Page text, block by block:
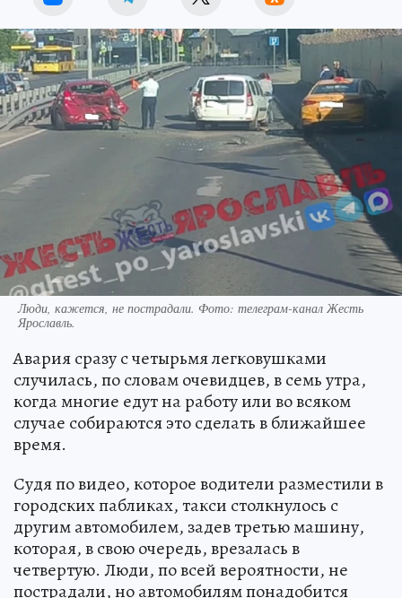
Люди, кажется, не пострадали. Фото: телеграм-канал Жесть
Ярославль.
Авария сразу с четырьмя легковушками
случилась, по словам очевидцев, в семь утра,
когда многие едут на работу или во всяком
случае собираются это сделать в ближайшее
время.
Судя по видео, которое водители разместили в
городских пабликах, такси столкнулось с
другим автомобилем, задев третью машину,
которая, в свою очередь, врезалась в
четвертую. Люди, по всей вероятности, не
пострадали, но автомобилям понадобится